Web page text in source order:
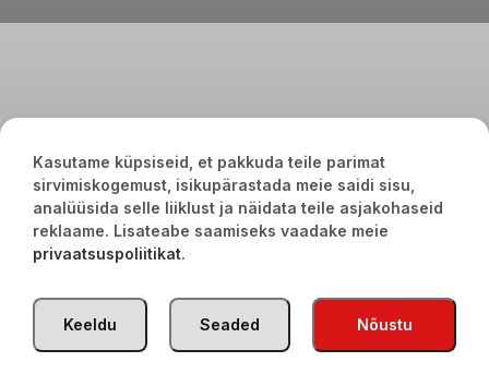
Kasutame küpsiseid, et pakkuda teile parimat
sirvimiskogemust, isikupärastada meie saidi sisu,
analüüsida selle liiklust ja näidata teile asjakohaseid
reklaame. Lisateabe saamiseks vaadake meie
privaatsuspoliitikat.
Nõustu
Seaded
Keeldu